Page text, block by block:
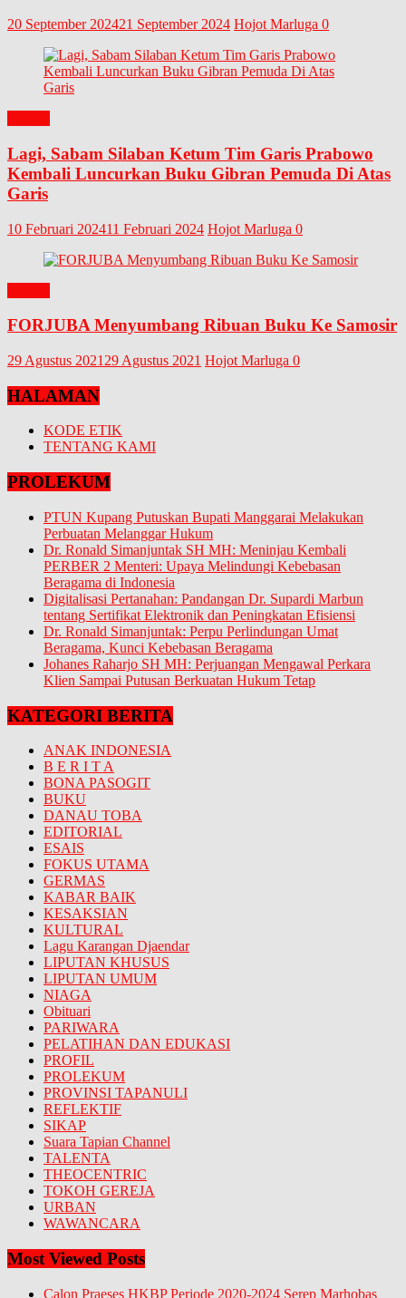
20 September 202421 September 2024 Hojot Marluga 0
Lagi, Sabam Silaban Ketum Tim Garis Prabowo
Kembali Luncurkan Buku Gibran Pemuda Di Atas
Garis
10 Februari 202411 Februari 2024 Hojot Marluga 0
FORJUBA Menyumbang Ribuan Buku Ke Samosir
29 Agustus 2021 29 Agustus 2021 Hojot Marluga 0
HALAMAN
KODE ETIK
TENTANG KAMI
PROLEKUM
PTUN Kupang Putuskan Bupati Manggarai Melakukan
Perbuatan Melanggar Hukum
Dr. Ronald Simanjuntak SH MH: Meninjau Kembali
PERBER 2 Menteri: Upaya Melindungi Kebebasan
Beragama di Indonesia
Digitalisasi Pertanahan: Pandangan Dr. Supardi Marbun
tentang Sertifikat Elektronik dan Peningkatan Efisiensi
Dr. Ronald Simanjuntak: Perpu Perlindungan Umat
Beragama, Kunci Kebebasan Beragama
Johanes Raharjo SH MH: Perjuangan Mengawal Perkara
Klien Sampai Putusan Berkuatan Hukum Tetap
KATEGORI BERITA
ANAK INDONESIA
B E R I T A
BONA PASOGIT
BUKU
DANAU TOBA
EDITORIAL
ESAIS
FOKUS UTAMA
GERMAS
KABAR BAIK
KESAKSIAN
KULTURAL
Lagu Karangan Djaendar
LIPUTAN KHUSUS
LIPUTAN UMUM
NIAGA
Obituari
PARIWARA
PELATIHAN DAN EDUKASI
PROFIL
PROLEKUM
PROVINSI TAPANULI
REFLEKTIF
SIKAP
Suara Tapian Channel
TALENTA
THEOCENTRIC
TOKOH GEREJA
URBAN
WAWANCARA
Most Viewed Posts
Calon Praeses HKBP Periode 2020-2024 Serep Marhobas